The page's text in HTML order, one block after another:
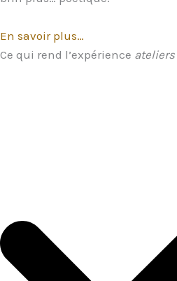
En savoir plus…
Ce qui rend l’expérience ateliers